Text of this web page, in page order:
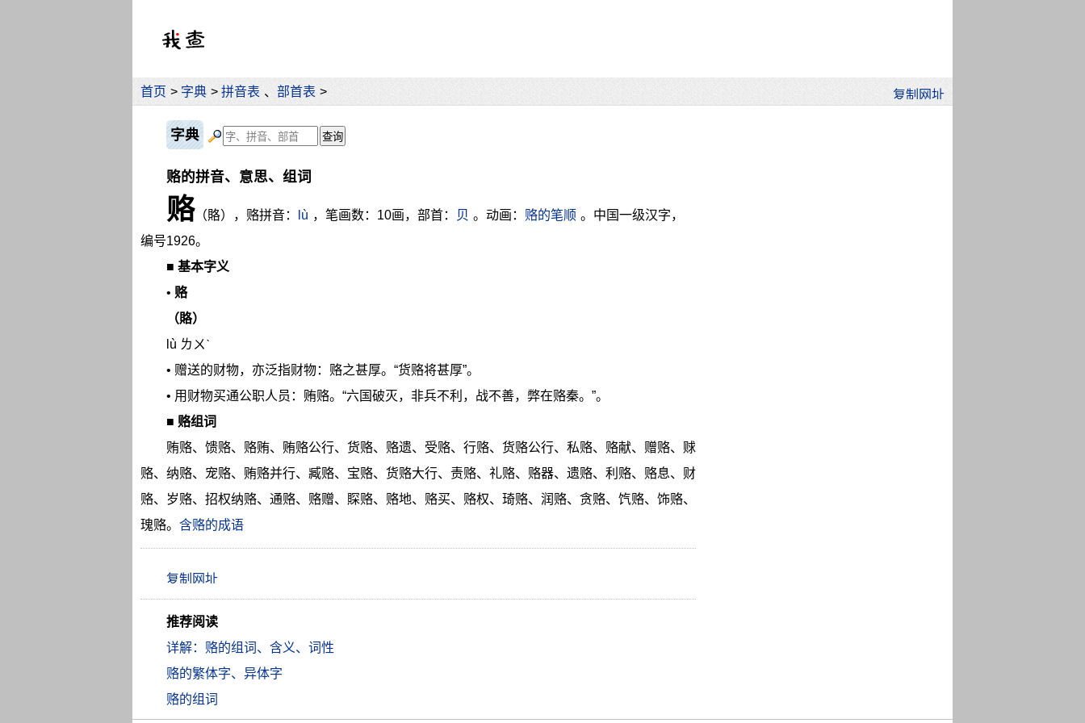
首页 > 字典 > 拼音表 、 部首表 >
字典
赂的拼音、意思、组词
赂 （賂），赂拼音： lù ，笔画数：10画，部首： 贝 。动画： 赂的笔顺 。中国一级汉字，
编号1926。
■ 基本字义
• 赂
（賂）
lù ㄌㄨˋ
• 赠送的财物，亦泛指财物：赂之甚厚。“货赂将甚厚”。
• 用财物买通公职人员：贿赂。“六国破灭，非兵不利，战不善，弊在赂秦。”。
■ 赂组词
贿赂、馈赂、赂贿、贿赂公行、货赂、赂遗、受赂、行赂、货赂公行、私赂、赂献、赠赂、赇
赂、纳赂、宠赂、贿赂并行、臧赂、宝赂、货赂大行、责赂、礼赂、赂器、遗赂、利赂、赂息、财
赂、岁赂、招权纳赂、通赂、赂赠、賝赂、赂地、赂买、赂权、琦赂、润赂、贪赂、饩赂、饰赂、
瑰赂。 含赂的成语
推荐阅读
详解：赂的组词、含义、词性
赂的繁体字、异体字
赂的组词